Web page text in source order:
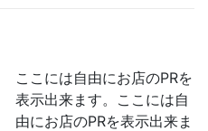
ここには自由にお店のPRを
表示出来ます。ここには自
由にお店のPRを表示出来ま